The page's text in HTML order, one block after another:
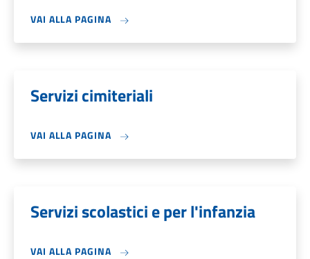
VAI ALLA PAGINA
Servizi cimiteriali
VAI ALLA PAGINA
Servizi scolastici e per l'infanzia
VAI ALLA PAGINA